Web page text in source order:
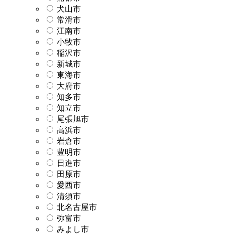
犬山市
常滑市
江南市
小牧市
稲沢市
新城市
東海市
大府市
知多市
知立市
尾張旭市
高浜市
岩倉市
豊明市
日進市
田原市
愛西市
清須市
北名古屋市
弥富市
みよし市